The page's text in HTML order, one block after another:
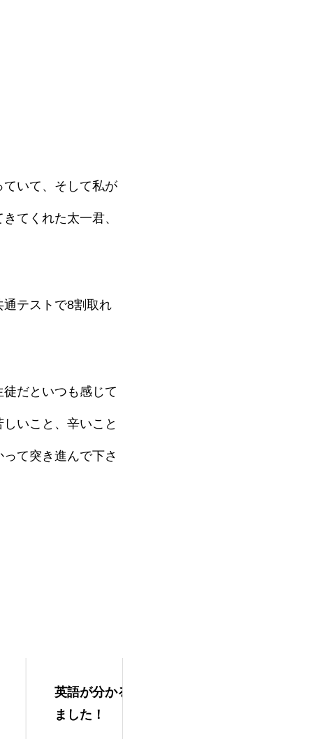
いて、そして私が
てくれた太一君、
テストで8割取れ
だといつも感じて
いこと、辛いこと
て突き進んで下さ
づかせてくれ